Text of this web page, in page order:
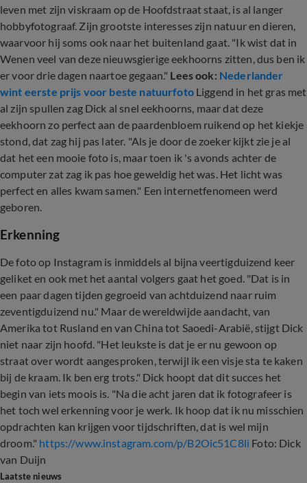
leven met zijn viskraam op de Hoofdstraat staat, is al langer
hobbyfotograaf. Zijn grootste interesses zijn natuur en dieren,
waarvoor hij soms ook naar het buitenland gaat. "Ik wist dat in
Wenen veel van deze nieuwsgierige eekhoorns zitten, dus ben ik
er voor drie dagen naartoe gegaan." Lees ook: Nederlander
wint eerste prijs voor beste natuurfotoLiggend in het gras met
al zijn spullen zag Dick al snel eekhoorns, maar dat deze
eekhoorn zo perfect aan de paardenbloem ruikend op het kiekje
stond, dat zag hij pas later. "Als je door de zoeker kijkt zie je al
dat het een mooie foto is, maar toen ik 's avonds achter de
computer zat zag ik pas hoe geweldig het was. Het licht was
perfect en alles kwam samen." Een internetfenomeen werd
geboren.
Erkenning
De foto op Instagram is inmiddels al bijna veertigduizend keer
geliket en ook met het aantal volgers gaat het goed. "Dat is in
een paar dagen tijden gegroeid van achtduizend naar ruim
zeventigduizend nu." Maar de wereldwijde aandacht, van
Amerika tot Rusland en van China tot Saoedi-Arabië, stijgt Dick
niet naar zijn hoofd. "Het leukste is dat je er nu gewoon op
straat over wordt aangesproken, terwijl ik een visje sta te kaken
bij de kraam. Ik ben erg trots." Dick hoopt dat dit succes het
begin van iets moois is. "Na die acht jaren dat ik fotografeer is
het toch wel erkenning voor je werk. Ik hoop dat ik nu misschien
opdrachten kan krijgen voor tijdschriften, dat is wel mijn
droom." https://www.instagram.com/p/B2Oic51C8li Foto: Dick
van Duijn
Laatste nieuws